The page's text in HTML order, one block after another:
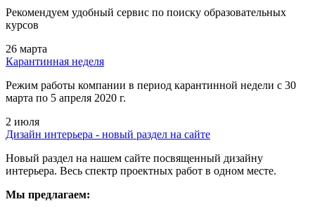
Рекомендуем удобный сервис по поиску образовательных
курсов
26 марта
Карантинная неделя
Режим работы компании в период карантинной недели c 30
марта по 5 апреля 2020 г.
2 июля
Дизайн интерьера - новый раздел на сайте
Новый раздел на нашем сайте посвященный дизайну
интерьера. Весь спектр проектных работ в одном месте.
Мы предлагаем: